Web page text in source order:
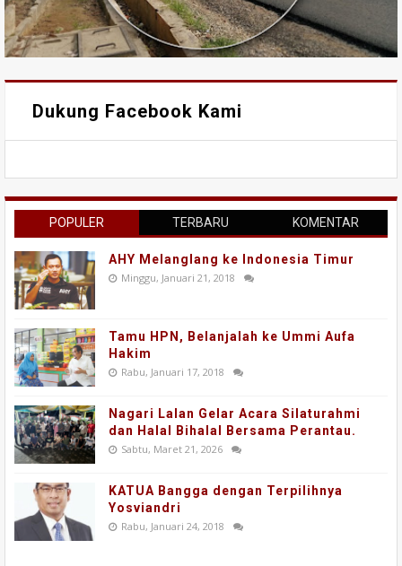
Dukung Facebook Kami
POPULER TERBARU KOMENTAR
AHY Melanglang ke Indonesia Timur
Minggu, Januari 21, 2018
Tamu HPN, Belanjalah ke Ummi Aufa
Hakim
Rabu, Januari 17, 2018
Nagari Lalan Gelar Acara Silaturahmi
dan Halal Bihalal Bersama Perantau.
Sabtu, Maret 21, 2026
KATUA Bangga dengan Terpilihnya
Yosviandri
Rabu, Januari 24, 2018